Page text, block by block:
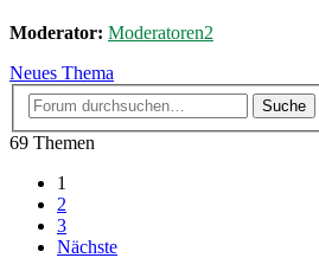
Moderator: Moderatoren2
Neues Thema
Suche
69 Themen
1
2
3
Nächste